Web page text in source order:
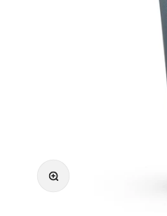
Bild vergrößern